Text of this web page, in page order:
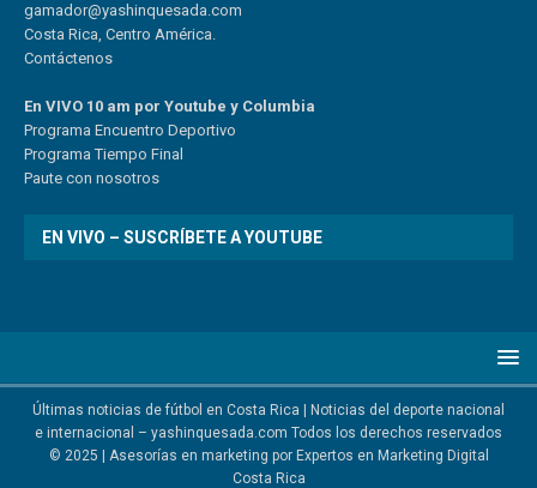
gamador@yashinquesada.com
Costa Rica, Centro América.
Contáctenos
En VIVO 10 am por Youtube y Columbia
Programa Encuentro Deportivo
Programa Tiempo Final
Paute con nosotros
EN VIVO – SUSCRÍBETE A YOUTUBE
Últimas noticias de fútbol en Costa Rica | Noticias del deporte nacional
e internacional – yashinquesada.com Todos los derechos reservados
© 2025 | Asesorías en marketing por Expertos en Marketing Digital
Costa Rica